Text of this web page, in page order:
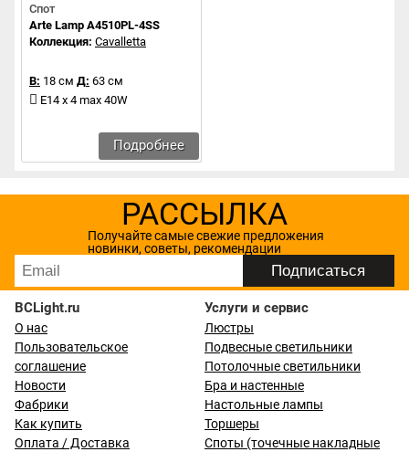
Спот
Arte Lamp A4510PL-4SS
Коллекция: Cavalletta
В: 18 см Д: 63 см
E14 x 4 max 40W
Подробнее
РАССЫЛКА
Получайте самые свежие предложения
новинки, советы, рекомендации
BCLight.ru
О нас
Пользовательское
соглашение
Новости
Фабрики
Как купить
Оплата / Доставка
Услуги и сервис
Люстры
Подвесные светильники
Потолочные светильники
Бра и настенные
Настольные лампы
Торшеры
Споты (точечные накладные